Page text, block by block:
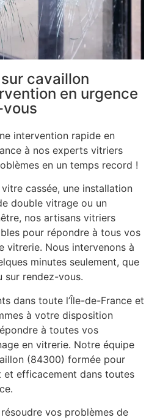
cavaillon
en urgence
intervention rapide en
à nos experts vitriers
en un temps record !
cassée, une installation
double vitrage ou un
nos artisans vitriers
pour répondre à tous vos
vitrerie. Nous intervenons à
minutes seulement, que
sur rendez-vous.
dans toute l’Île-de-France et
à votre disposition
à toutes vos
en vitrerie. Notre équipe
(84300) formée pour
et efficacement dans toutes
vos problèmes de